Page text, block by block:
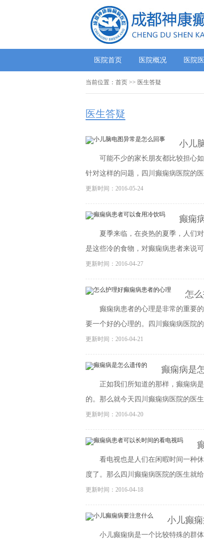
医院首页 医院概况 医院
当前位置： 首页 >> 医生答疑
医生答疑
小儿
可能不少的家长朋友都比较担心
针对这样的问题，四川癫痫病医院的
更新时间：2016-05-24
癫痫
夏季来临，在炎热的夏季，人们
是这些冷的食物，对癫痫病患者来说
更新时间：2016-04-27
怎
癫痫病患者的心理是非常的重要
要一个好的心理的。四川癫痫病医院
更新时间：2016-04-21
癫痫病是
正如我们所知道的那样，癫痫病
的。那么就今天四川癫痫病医院的医
更新时间：2016-04-20
看电视也是人们在闲暇时间一种
度了。那么四川癫痫病医院的医生就
更新时间：2016-04-18
小儿癫
小儿癫痫病是一个比较特殊的群